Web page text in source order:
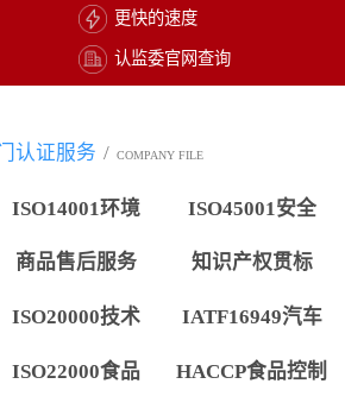
更快的速度
认监委官网查询
认证服务 / COMPANY FILE
ISO14001环境 ISO45001安全
商品售后服务 知识产权贯标
ISO20000技术 IATF16949汽车
ISO22000食品 HACCP食品控制